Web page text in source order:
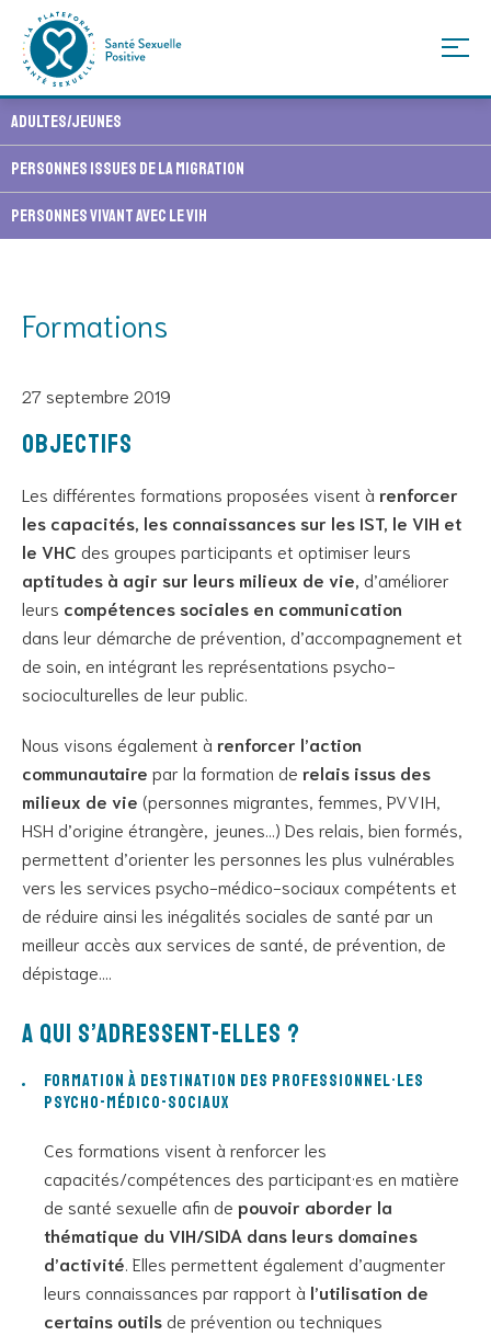
to
content
Adultes/Jeunes
Personnes issues de la migration
Personnes vivant avec le VIH
Formations
27 septembre 2019
Objectifs
Les différentes formations proposées visent à renforcer
les capacités, les connaissances sur les IST, le VIH et
le VHC des groupes participants et optimiser leurs
aptitudes à agir sur leurs milieux de vie, d’améliorer
leurs compétences sociales en communication
dans leur démarche de prévention, d’accompagnement et
de soin, en intégrant les représentations psycho-
socioculturelles de leur public.
Nous visons également à renforcer l’action
communautaire par la formation de relais issus des
milieux de vie (personnes migrantes, femmes, PVVIH,
HSH d’origine étrangère, jeunes…) Des relais, bien formés,
permettent d’orienter les personnes les plus vulnérables
vers les services psycho-médico-sociaux compétents et
de réduire ainsi les inégalités sociales de santé par un
meilleur accès aux services de santé, de prévention, de
dépistage….
A qui s’adressent-elles ?
Formation à destination des professionnel·les
psycho-médico-sociaux
Ces formations visent à renforcer les
capacités/compétences des participant·es en matière
de santé sexuelle afin de pouvoir aborder la
thématique du VIH/SIDA dans leurs domaines
d’activité . Elles permettent également d’augmenter
leurs connaissances par rapport à l’utilisation de
certains outils de prévention ou techniques